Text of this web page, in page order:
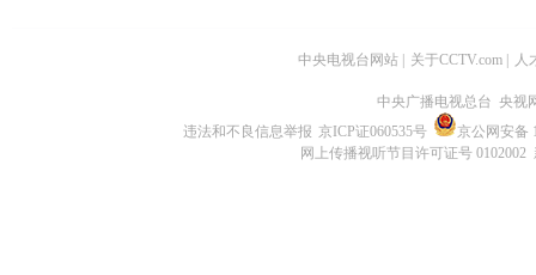
中央电视台网站 关于CCTV.com 人
中央广播电视总台 央视
违法和不良信息举报 京ICP证060535号
京公网安备
网上传播视听节目许可证号 0102002